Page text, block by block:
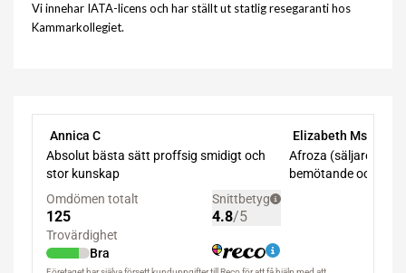
Vi innehar IATA-licens och har ställt ut statlig resegaranti hos
Kammarkollegiet.